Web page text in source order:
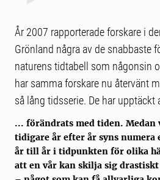
År 2007 rapporterade forskare i
Grönland några av de snabbaste
naturens tidtabell som någonsin
har samma forskare nu återvänt
så lång tidsserie. De har upptäckt
... förändrats med tiden.
tidigare år efter år syns
år till år i tidpunkten för olika
att en vår kan skilja sig